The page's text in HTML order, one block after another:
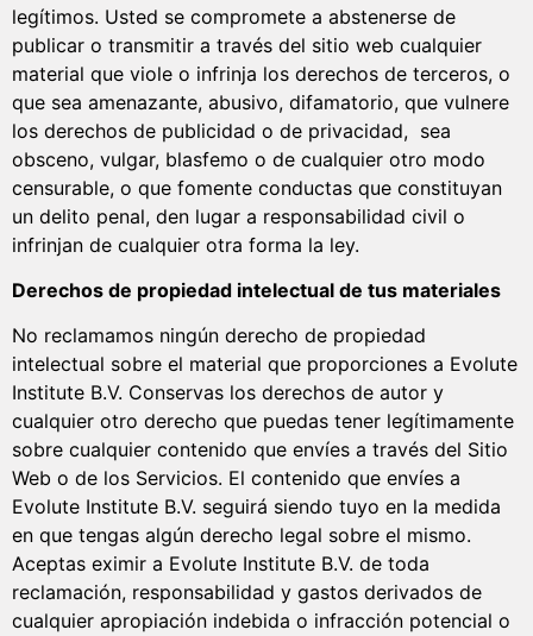
legítimos. Usted se compromete a abstenerse de
publicar o transmitir a través del sitio web cualquier
material que viole o infrinja los derechos de terceros, o
que sea amenazante, abusivo, difamatorio, que vulnere
los derechos de publicidad o de privacidad, sea
obsceno, vulgar, blasfemo o de cualquier otro modo
censurable, o que fomente conductas que constituyan
un delito penal, den lugar a responsabilidad civil o
infrinjan de cualquier otra forma la ley.
Derechos de propiedad intelectual de tus materiales
No reclamamos ningún derecho de propiedad
intelectual sobre el material que proporciones a Evolute
Institute B.V. Conservas los derechos de autor y
cualquier otro derecho que puedas tener legítimamente
sobre cualquier contenido que envíes a través del Sitio
Web o de los Servicios. El contenido que envíes a
Evolute Institute B.V. seguirá siendo tuyo en la medida
en que tengas algún derecho legal sobre el mismo.
Aceptas eximir a Evolute Institute B.V. de toda
reclamación, responsabilidad y gastos derivados de
cualquier apropiación indebida o infracción potencial o